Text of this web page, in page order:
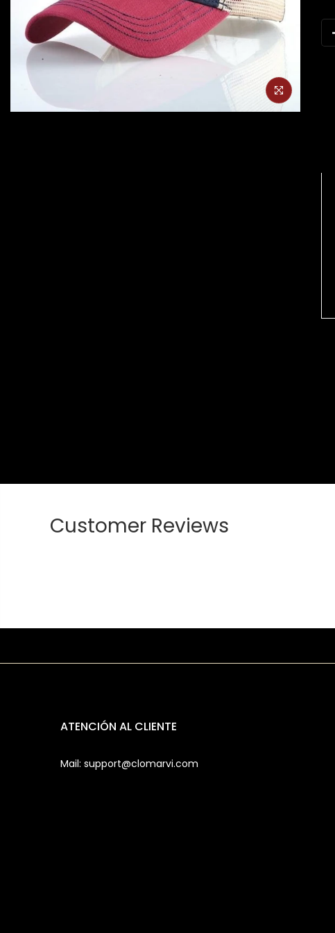
Customer Reviews
ATENCIÓN AL CLIENTE
Mail: support@clomarvi.com